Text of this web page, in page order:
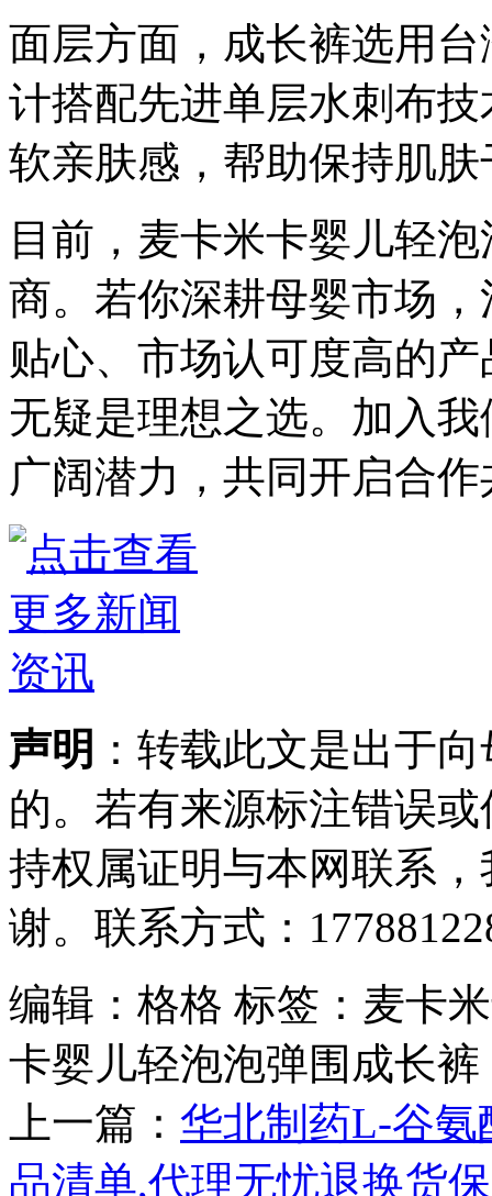
面层方面，成长裤选用
计搭配先进单层水刺布
软亲肤感，帮助保持肌
目前，麦卡米卡婴儿轻
商。若你深耕母婴市场
贴心、市场认可度高的
无疑是理想之选。加入
广阔潜力，共同开启合
声明 ：转载此文是出于
的。若有来源标注错误
持权属证明与本网联系
谢。联系方式：
编辑：格格 标签：麦卡
卡婴儿轻泡泡弹围成长裤
上一篇： 华北制药L-谷氨
品清单,代理无忧退换货